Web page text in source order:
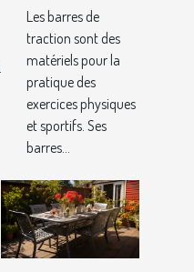
nos
conseils !
Les barres de
traction sont des
matériels pour la
pratique des
exercices physiques
et sportifs. Ses
barres...